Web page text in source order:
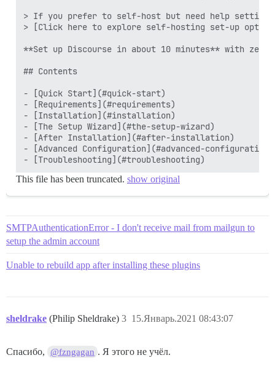
> If you prefer to self-host but need help setting
> [Click here to explore self-hosting set-up
**Set up Discourse in about 10 minutes** with
## Contents
- [Quick Start](#quick-start)
- [Requirements](#requirements)
- [Installation](#installation)
- [The Setup Wizard](#the-setup-wizard)
- [After Installation](#after-installation)
- [Advanced Configuration](#advanced-configuration)
This file has been truncated. show original
SMTPAuthenticationError - I don't receive mail from mailgun to
setup the admin account
Unable to rebuild app after installing these plugins
sheldrake (Philip Sheldrake) 15.Январь.2021 08:43:07
3
Спасибо, @fzngagan . Я этого не учёл.